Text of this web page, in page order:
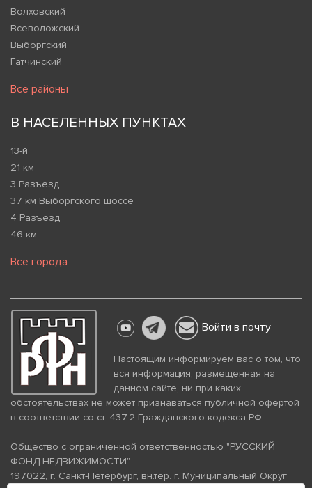
Волховский
Всеволожский
Выборгский
Гатчинский
Все районы
В НАСЕЛЕННЫХ ПУНКТАХ
13-й
21 км
3 Разъезд
37 км Выборгского шоссе
4 Разъезд
46 км
Все города
Войти в почту
Настоящим информируем вас о том, что
вся информация, размещенная на
данном сайте, ни при каких
обстоятельствах не может признаваться публичной офертой
в соответствии со ст. 437.2 Гражданского кодекса РФ.
Общество с ограниченной ответственностью "РУССКИЙ
ФОНД НЕДВИЖИМОСТИ"
197022, г. Санкт-Петербург, вн.тер. г. Муниципальный Округ